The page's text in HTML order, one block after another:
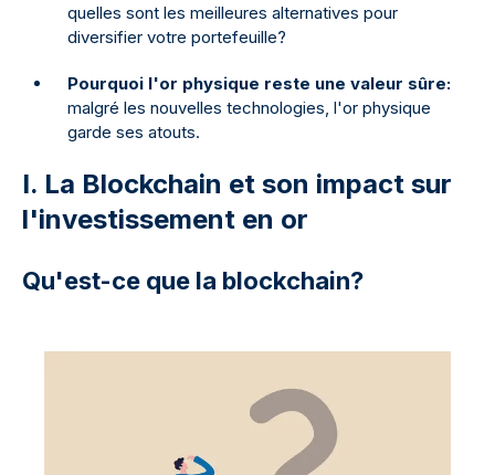
quelles sont les meilleures alternatives pour
diversifier votre portefeuille?
Pourquoi l'or physique reste une valeur sûre:
malgré les nouvelles technologies, l'or physique
garde ses atouts.
I. La Blockchain et son impact sur
l'investissement en or
Qu'est-ce que la blockchain?